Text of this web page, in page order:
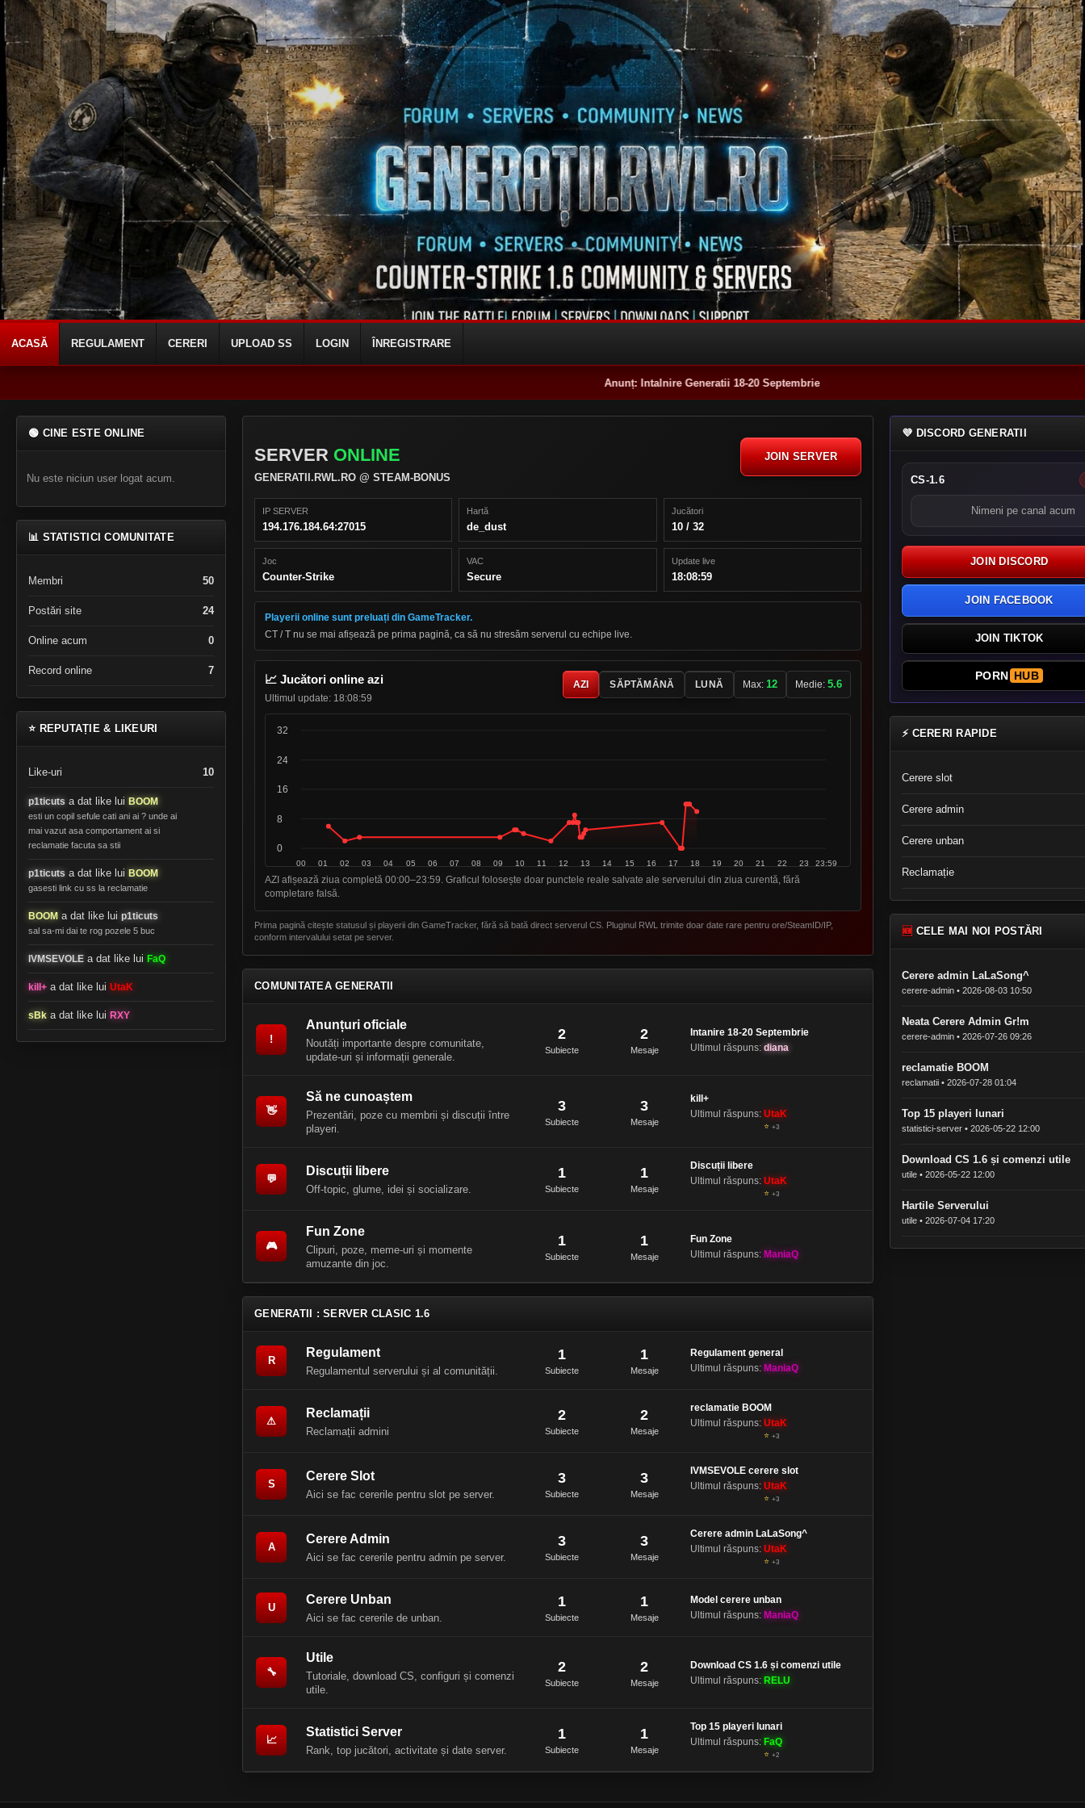
ACASĂ REGULAMENT CERERI UPLOAD SS LOGIN ÎNREGISTRARE
Intalnire Generatii 18-20 Septembrie
🟢 CINE ESTE ONLINE
Nu este niciun user logat acum.
📊 STATISTICI COMUNITATE
Membri 50
Postări site 24
Online acum 0
Record online 7
⭐ REPUTAȚIE & LIKEURI
Like-uri 10
p1ticuts a dat like lui BOOM
esti un copil sefule cati ani ai ? unde ai
mai vazut asa comportament ai si
reclamatie facuta sa stii
p1ticuts a dat like lui BOOM
gasesti link cu ss la reclamatie
BOOM a dat like lui p1ticuts
sal sa-mi dai te rog pozele 5 buc
IVMSEVOLE a dat like lui FaQ
kill+ a dat like lui UtaK
sBk a dat like lui RXY
SERVER ONLINE
GENERATII.RWL.RO @ STEAM-BONUS
JOIN SERVER
IP SERVER
194.176.184.64:27015
Hartă
de_dust
Jucători
10 / 32
Joc
Counter-Strike
VAC
Secure
Update live
18:08:59
Playerii online sunt preluați din GameTracker.
CT / T nu se mai afișează pe prima pagină, ca să nu stresăm serverul cu echipe live.
📈 Jucători online azi
Ultimul update: 18:08:59
AZI SĂPTĂMÂNĂ LUNĂ Max: 12 Medie: 5.6
AZI afișează ziua completă 00:00–23:59. Graficul folosește doar punctele reale salvate ale serverului din ziua curentă, fără
completare falsă.
Prima pagină citește statusul și playerii din GameTracker, fără să bată direct serverul CS. Pluginul RWL trimite doar date rare pentru ore/SteamID/IP,
conform intervalului setat pe server.
COMUNITATEA GENERATII
!
Anunțuri oficiale
Noutăți importante despre comunitate,
update-uri și informații generale.
2
Subiecte
2
Mesaje
Intanire 18-20 Septembrie
Ultimul răspuns: diana
👋
Să ne cunoaștem
Prezentări, poze cu membrii și discuții între
playeri.
3
Subiecte
3
Mesaje
kill+
Ultimul răspuns: UtaK
⭐ +3
💬
Discuții libere
Off-topic, glume, idei și socializare.
1
Subiecte
1
Mesaje
Discuții libere
Ultimul răspuns: UtaK
⭐ +3
🎮
Fun Zone
Clipuri, poze, meme-uri și momente
amuzante din joc.
1
Subiecte
1
Mesaje
Fun Zone
Ultimul răspuns: ManiaQ
GENERATII : SERVER CLASIC 1.6
R
Regulament
Regulamentul serverului și al comunității.
1
Subiecte
1
Mesaje
Regulament general
Ultimul răspuns: ManiaQ
⚠
Reclamații
Reclamații admini
2
Subiecte
2
Mesaje
reclamatie BOOM
Ultimul răspuns: UtaK
⭐ +3
S
Cerere Slot
Aici se fac cererile pentru slot pe server.
3
Subiecte
3
Mesaje
IVMSEVOLE cerere slot
Ultimul răspuns: UtaK
⭐ +3
A
Cerere Admin
Aici se fac cererile pentru admin pe server.
3
Subiecte
3
Mesaje
Cerere admin LaLaSong^
Ultimul răspuns: UtaK
⭐ +3
U
Cerere Unban
Aici se fac cererile de unban.
1
Subiecte
1
Mesaje
Model cerere unban
Ultimul răspuns: ManiaQ
🔧
Utile
Tutoriale, download CS, configuri și comenzi
utile.
2
Subiecte
2
Mesaje
Download CS 1.6 și comenzi utile
Ultimul răspuns: RELU
📈
Statistici Server
Rank, top jucători, activitate și date server.
1
Subiecte
1
Mesaje
Top 15 playeri lunari
Ultimul răspuns: FaQ
⭐ +2
💜 DISCORD GENERATII
CS-1.6
Nimeni pe canal acum
JOIN DISCORD
JOIN FACEBOOK
JOIN TIKTOK
PORN HUB
⚡ CERERI RAPIDE
Cerere slot
Cerere admin
Cerere unban
Reclamație
🆕 CELE MAI NOI POSTĂRI
Cerere admin LaLaSong^
cerere-admin • 2026-08-03 10:50
Neata Cerere Admin Gr!m
cerere-admin • 2026-07-26 09:26
reclamatie BOOM
reclamatii • 2026-07-28 01:04
Top 15 playeri lunari
statistici-server • 2026-05-22 12:00
Download CS 1.6 și comenzi utile
utile • 2026-05-22 12:00
Hartile Serverului
utile • 2026-07-04 17:20